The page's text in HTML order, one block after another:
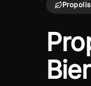
Propolis